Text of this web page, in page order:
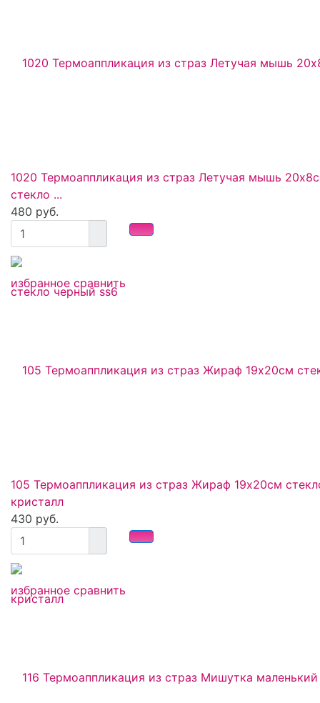
избранное сравнить
1020 Термоаппликация из страз Летучая мышь
стекло ...
480 руб.
избранное сравнить
105 Термоаппликация из страз Жираф 19х20см
кристалл
430 руб.